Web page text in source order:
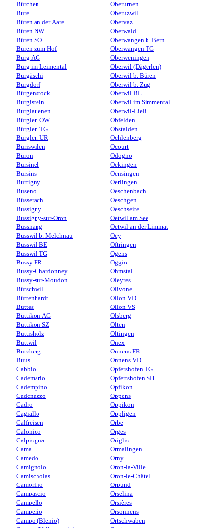
Bürchen
Bure
Büren an der Aare
Büren NW
Büren SO
Büren zum Hof
Burg AG
Burg im Leimental
Burgäschi
Burgdorf
Bürgenstock
Burgistein
Burglauenen
Bürglen OW
Bürglen TG
Bürglen UR
Büriswilen
Büron
Bursinel
Bursins
Burtigny
Buseno
Büsserach
Bussigny
Bussigny-sur-Oron
Bussnang
Busswil b. Melchnau
Busswil BE
Busswil TG
Bussy FR
Bussy-Chardonney
Bussy-sur-Moudon
Bütschwil
Büttenhardt
Buttes
Büttikon AG
Buttikon SZ
Buttisholz
Buttwil
Bützberg
Buus
Cabbio
Cademario
Cadempino
Cadenazzo
Cadro
Cagiallo
Calfreisen
Calonico
Calpiogna
Cama
Camedo
Camignolo
Camischolas
Camorino
Campascio
Campello
Camperio
Campo (Blenio)
Oberurnen
Oberuzwil
Obervaz
Oberwald
Oberwangen b. Bern
Oberwangen TG
Oberweningen
Oberwil (Dägerlen)
Oberwil b. Büren
Oberwil b. Zug
Oberwil BL
Oberwil im Simmental
Oberwil-Lieli
Obfelden
Obstalden
Ochlenberg
Ocourt
Odogno
Oekingen
Oensingen
Oerlingen
Oeschenbach
Oeschgen
Oeschseite
Oetwil am See
Oetwil an der Limmat
Oey
Oftringen
Ogens
Oggio
Ohmstal
Oleyres
Olivone
Ollon VD
Ollon VS
Olsberg
Olten
Oltingen
Onex
Onnens FR
Onnens VD
Opfershofen TG
Opfertshofen SH
Opfikon
Oppens
Oppikon
Oppligen
Orbe
Orges
Origlio
Ormalingen
Orny
Oron-la-Ville
Oron-le-Châtel
Orpund
Orselina
Orsières
Orsonnens
Ortschwaben